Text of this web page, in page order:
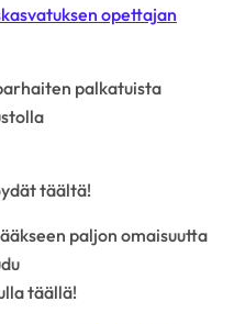
opettajan
palkatuista
täältä!
paljon omaisuutta
täällä!